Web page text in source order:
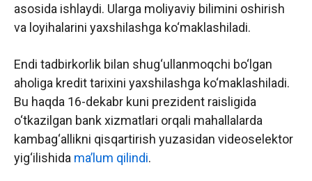
asosida ishlaydi. Ularga moliyaviy bilimini oshirish
va loyihalarini yaxshilashga ko‘maklashiladi.
Endi tadbirkorlik bilan shug‘ullanmoqchi bo‘lgan
aholiga kredit tarixini yaxshilashga ko‘maklashiladi.
Bu haqda 16-dekabr kuni prezident raisligida
o‘tkazilgan bank xizmatlari orqali mahallalarda
kambag‘allikni qisqartirish yuzasidan videoselektor
yig‘ilishida ma’lum qilindi.